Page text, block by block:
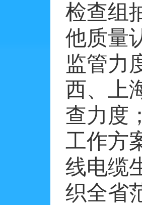
检查组
他质量
监管力
西、上
查力度
工作方
线电缆
织全省